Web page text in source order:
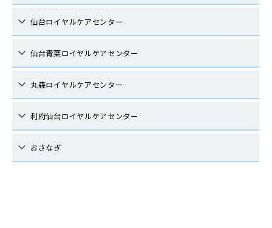
仙台ロイヤルケアセンター
仙台青葉ロイヤルケアセンター
丸森ロイヤルケアセンター
利府仙台ロイヤルケアセンター
おさなぎ